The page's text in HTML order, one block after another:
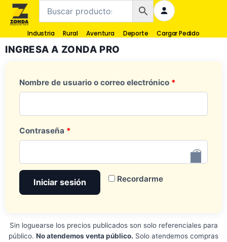
Industria Rural Aventura Deporte Cargar Pedido
INGRESA A ZONDA PRO
Nombre de usuario o correo electrónico *
Contraseña *
Recordarme
Iniciar sesión
Sin loguearse los precios publicados son solo referenciales para
público. No atendemos venta público. Solo atendemos compras